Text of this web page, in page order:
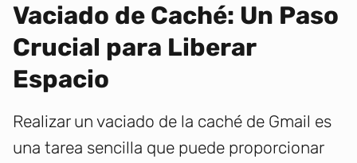
Vaciado de Caché: Un Paso
Crucial para Liberar
Espacio
Realizar un vaciado de la caché de Gmail es
una tarea sencilla que puede proporcionar